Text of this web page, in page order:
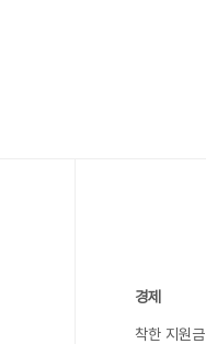
경제
착한 지원금